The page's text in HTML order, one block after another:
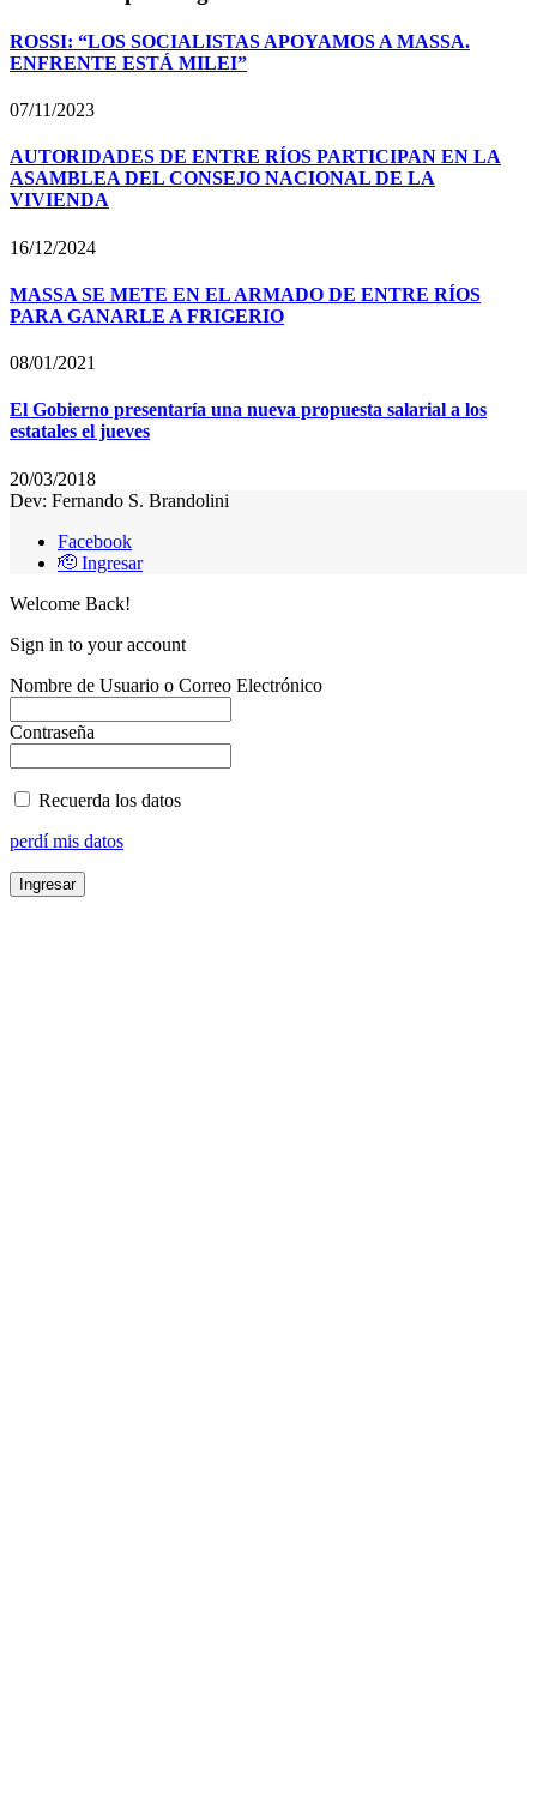
ROSSI: “LOS SOCIALISTAS APOYAMOS A MASSA.
ENFRENTE ESTÁ MILEI”
07/11/2023
AUTORIDADES DE ENTRE RÍOS PARTICIPAN EN LA
ASAMBLEA DEL CONSEJO NACIONAL DE LA
VIVIENDA
16/12/2024
MASSA SE METE EN EL ARMADO DE ENTRE RÍOS
PARA GANARLE A FRIGERIO
08/01/2021
El Gobierno presentaría una nueva propuesta salarial a los
estatales el jueves
20/03/2018
Dev: Fernando S. Brandolini
Facebook
🫡 Ingresar
Welcome Back!
Sign in to your account
Nombre de Usuario o Correo Electrónico
Contraseña
Recuerda los datos
perdí mis datos